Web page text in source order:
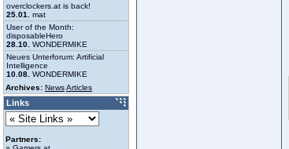
overclockers.at is back!
25.01.
mat
User of the Month:
disposableHero
28.10. WONDERMIKE
Neues Unterforum: Artificial
Intelligence
10.08. WONDERMIKE
Archives: NewsArticles
Links
Partners: